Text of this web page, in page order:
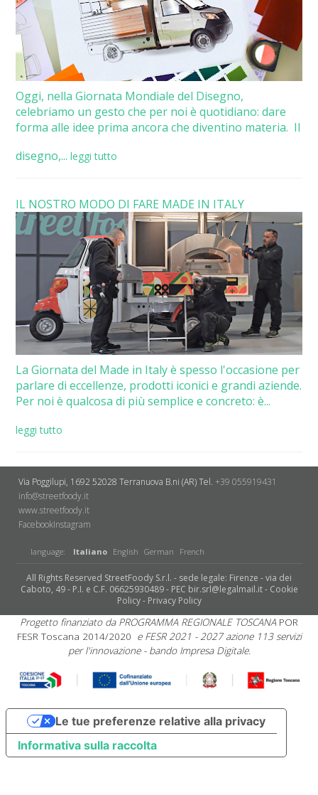
Oggi, nella Giornata Mondiale del Disegno,
celebriamo un gesto che per noi è quotidiano: dare
forma alle idee prima ancora che diventino materia. Il
disegno,... leggi tutto
IL NOSTRO MODO DI FARE MADE IN ITALY
La Giornata del Made in Italy è spesso l'occasione per
parlare di eccellenze, prodotti iconici e grandi aziende.
Per noi è qualcosa di più semplice e concreto: è...
leggi tutto
Via Poggilupi, 1692 52028 Terranuova B.ni (AR)Tel. +39 055919431
info@streetfoody.it
www.streetfoody.it
Facebook​Instagram
language: Italiano English German French
All Rights Reserved StreetFoody S.r.l. - sede legale: Firenze - via dei
Caboto, 49 - P.I. e C.F. 06625930489 - PEC bir.srl@legalmail.it - Cookie
Policy- Privacy Policy
Progetto finanziato da PROGRAMMA REGIONALE TOSCANA POR
FESR Toscana 2014/2020 e FESR 2021 - 2027 azione 113 servizi
per l'innovazione - bando Impresa Digitale.
Informativa sulla raccolta
Le tue preferenze relative alla privacy